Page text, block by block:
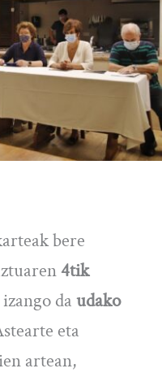
bere
4tik
izango da udako
eta
artean,